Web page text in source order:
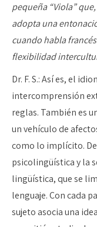
pequeña “Viola”
adopta una
cuando habla
flexibilidad
Dr. F. S.: Así es, el
intercomprensión
reglas. También es
un vehículo de
como lo implícito.
psicolingüística y la
lingüística, que se
lenguaje. Con cada
sujeto asocia una